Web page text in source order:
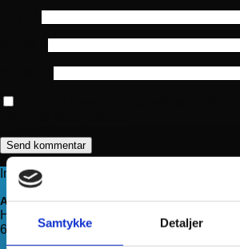
Samtykke Detaljer
Information
Adresse
Haderslevvej 78, st.
6200 Aabenraa